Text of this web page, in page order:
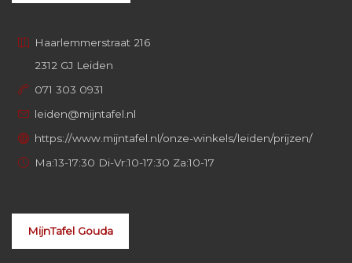
Haarlemmerstraat 216
2312 GJ Leiden
071 303 0931
leiden@mijntafel.nl
https://www.mijntafel.nl/onze-winkels/leiden/prijzen/
Ma:13-17:30 Di-Vr:10-17:30 Za:10-17
MijnTafel Gouda